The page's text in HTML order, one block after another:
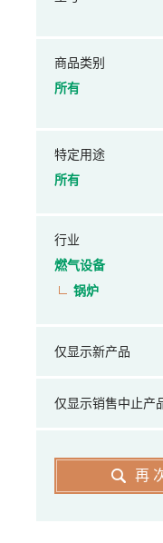
商品类别
所有
特定用途
所有
行业
燃气设备
锅炉
仅显示新产品
仅显示销售中止产
再